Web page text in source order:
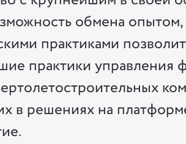
обмена
практиками
практики управления
в решениях на